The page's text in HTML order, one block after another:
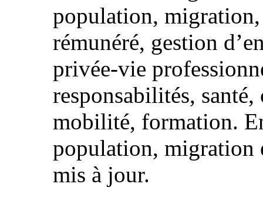
population,
rémunéré, gestion
privée-vie
responsabilités,
mobilité, formation.
population, migration
mis à jour.